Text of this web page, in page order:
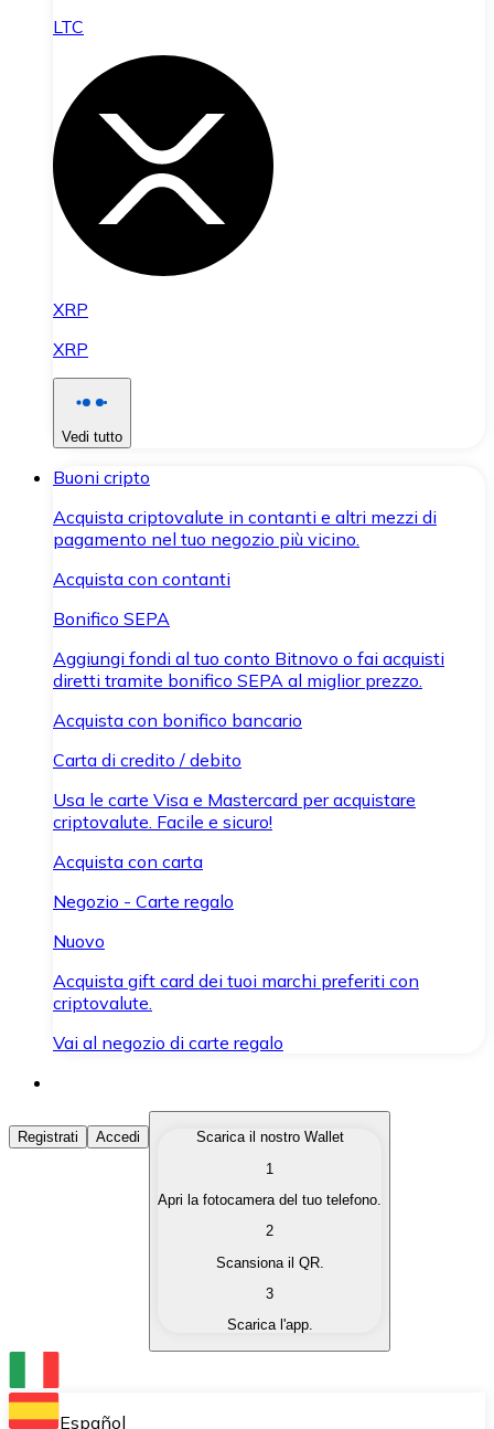
LTC
XRP
XRP
Vedi tutto
Buoni cripto
Acquista criptovalute in contanti e altri mezzi di
pagamento nel tuo negozio più vicino.
Acquista con contanti
Bonifico SEPA
Aggiungi fondi al tuo conto Bitnovo o fai acquisti
diretti tramite bonifico SEPA al miglior prezzo.
Acquista con bonifico bancario
Carta di credito / debito
Usa le carte Visa e Mastercard per acquistare
criptovalute. Facile e sicuro!
Acquista con carta
Negozio - Carte regalo
Nuovo
Acquista gift card dei tuoi marchi preferiti con
criptovalute.
Vai al negozio di carte regalo
Acquista Criptovalute
Acquista le criptovalute che ti interessano in modo
Converti le tue criptovalute in valuta fiat quando ne
Scambia una criptovaluta con un'altra
Conserva le tue cripto in un Wallet self-custodial.
Registrati Accedi
Scarica il nostro Wallet
1
Apri la fotocamera del tuo telefono.
2
Scansiona il QR.
3
Scarica l'app.
Español